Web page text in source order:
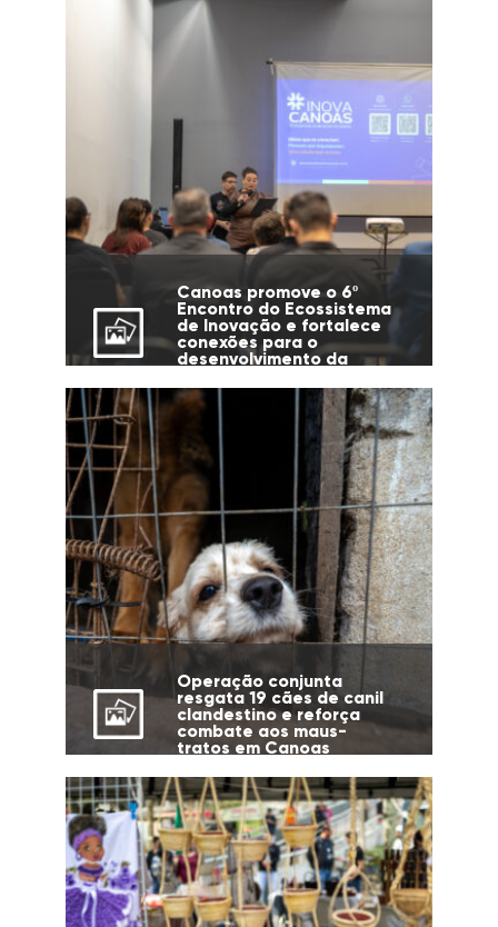
Canoas promove o 6º
Encontro do Ecossistema
de Inovação e fortalece
conexões para o
desenvolvimento da
Operação conjunta
resgata 19 cães de canil
clandestino e reforça
combate aos maus-
tratos em Canoas